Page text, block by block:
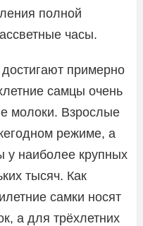
полной
часы.
примерно
самцы очень
молоки. Взрослые
режиме, а
у наиболее крупных
тысяч. Как
самки носят
а для трёхлетних